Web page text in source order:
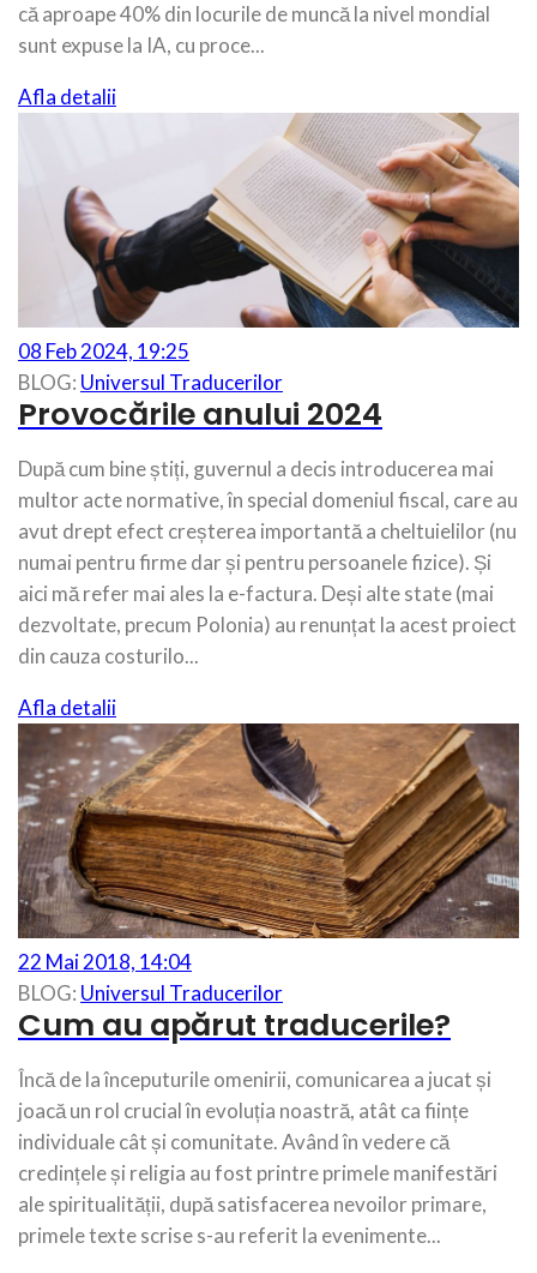
că aproape 40% din locurile de muncă la nivel mondial
sunt expuse la IA, cu proce...
Afla detalii
08 Feb 2024, 19:25
BLOG: Universul Traducerilor
Provocările anului 2024
După cum bine știți, guvernul a decis introducerea mai
multor acte normative, în special domeniul fiscal, care au
avut drept efect creșterea importantă a cheltuielilor (nu
numai pentru firme dar și pentru persoanele fizice). Și
aici mă refer mai ales la e-factura. Deși alte state (mai
dezvoltate, precum Polonia) au renunțat la acest proiect
din cauza costurilo...
Afla detalii
22 Mai 2018, 14:04
BLOG: Universul Traducerilor
Cum au apărut traducerile?
Încă de la începuturile omenirii, comunicarea a jucat și
joacă un rol crucial în evoluția noastră, atât ca ființe
individuale cât și comunitate. Având în vedere că
credințele și religia au fost printre primele manifestări
ale spiritualității, după satisfacerea nevoilor primare,
primele texte scrise s-au referit la evenimente...